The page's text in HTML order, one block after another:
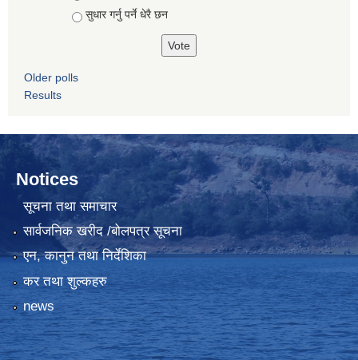
सुधार गर्नु पर्ने धेरै छन
Older polls
Results
Notices
सूचना तथा समाचार
सार्वजनिक खरीद /बोलपत्र सूचना
एन, कानुन तथा निर्देशिका
कर तथा शुल्कहरु
news